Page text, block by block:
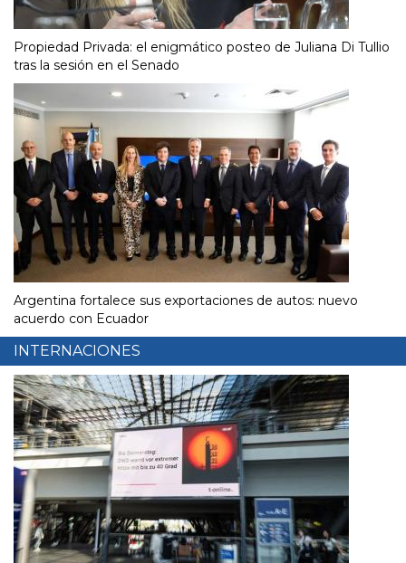
Propiedad Privada: el enigmático posteo de Juliana Di Tullio
tras la sesión en el Senado
Argentina fortalece sus exportaciones de autos: nuevo
acuerdo con Ecuador
INTERNACIONES